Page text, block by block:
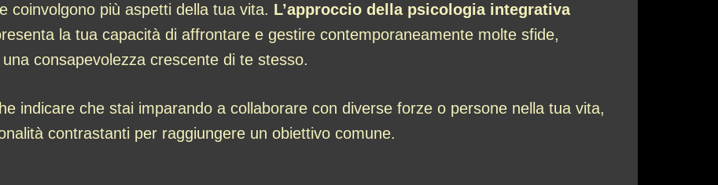
coinvolgono più aspetti della tua vita. L’approccio della psicologia integrativa
la tua capacità di affrontare e gestire contemporaneamente molte sfide,
consapevolezza crescente di te stesso.
indicare che stai imparando a collaborare con diverse forze o persone nella tua vita,
contrastanti per raggiungere un obiettivo comune.